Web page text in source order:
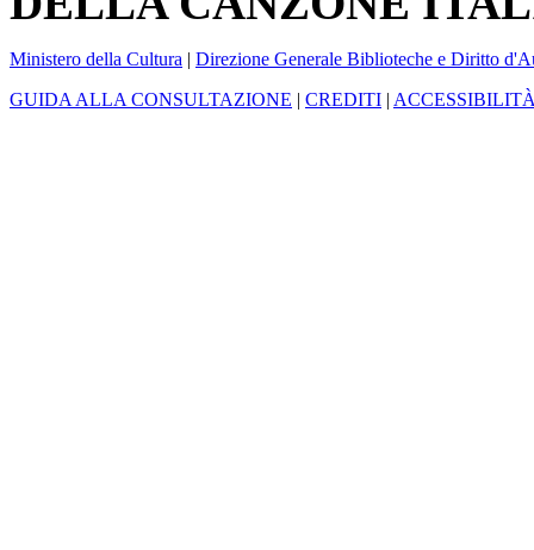
Ministero della Cultura | Direzione Generale Biblioteche e Diritto
GUIDA ALLA CONSULTAZIONE | CREDITI |